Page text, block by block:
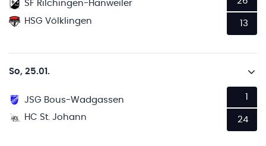
SF Rilchingen-Hanweiler
HSG Völklingen
13
So, 25.01.
JSG Bous-Wadgassen
HC St. Johann
24